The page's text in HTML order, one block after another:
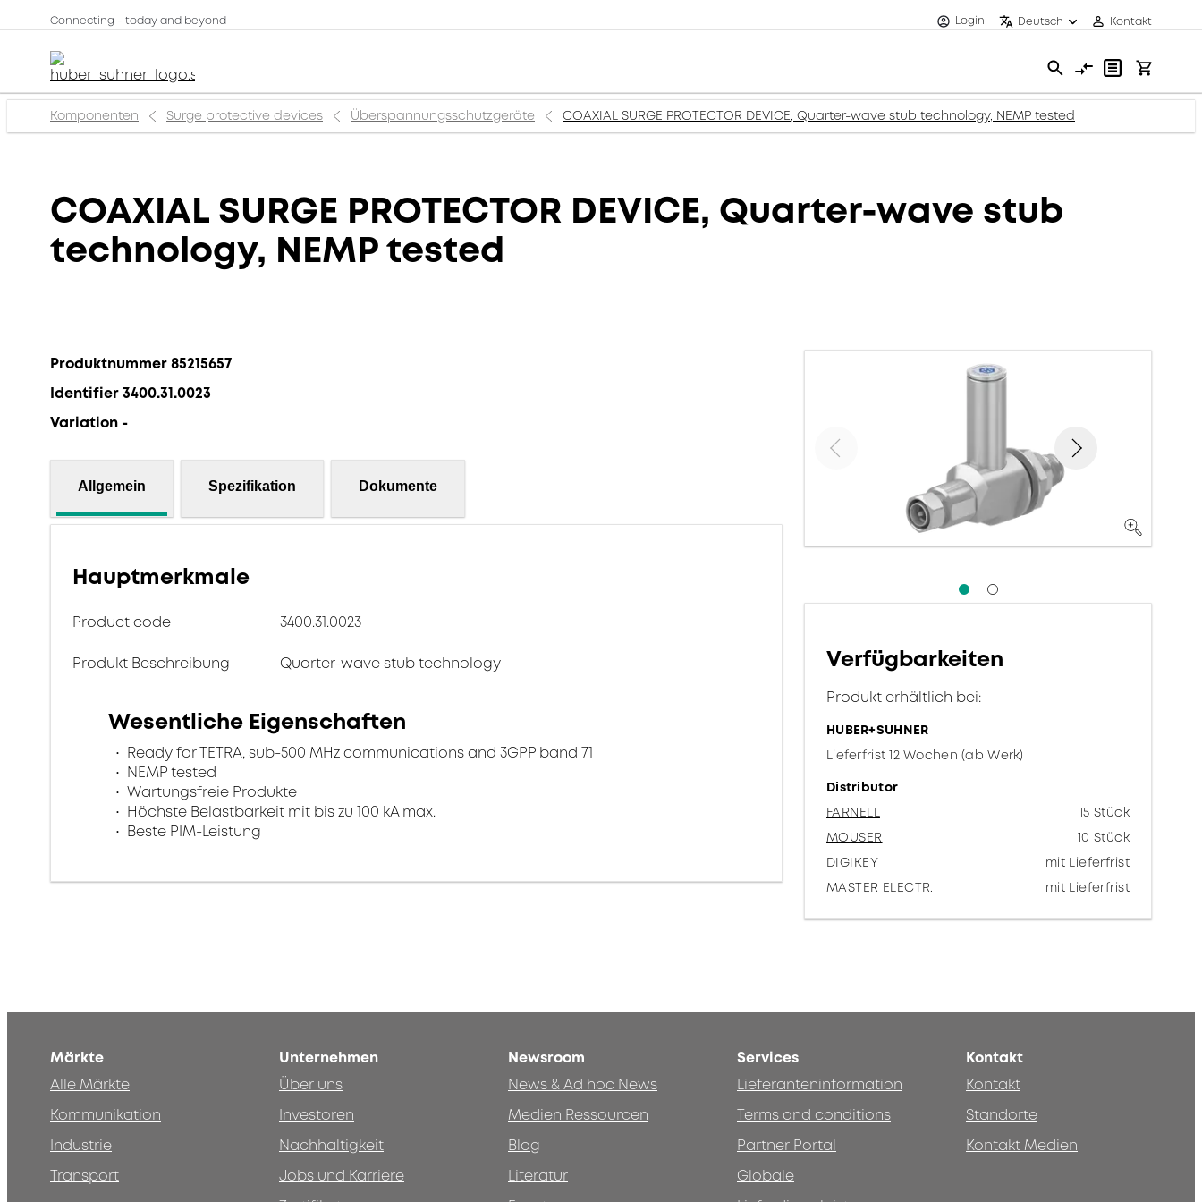
Connecting - today and beyond Login Deutsch Kontakt
Komponenten Surge protective devices Überspannungsschutzgeräte COAXIAL SURGE PROTECTOR DEVICE, Quarter-wave stub technology, NEMP tested
COAXIAL SURGE PROTECTOR DEVICE, Quarter-wave stub
technology, NEMP tested
Produktnummer 85215657
Identifier 3400.31.0023
Variation -
Allgemein Spezifikation Dokumente
Hauptmerkmale
Product code 3400.31.0023
Produkt Beschreibung Quarter-wave stub technology
Wesentliche Eigenschaften
Ready for TETRA, sub-500 MHz communications and 3GPP band 71
NEMP tested
Wartungsfreie Produkte
Höchste Belastbarkeit mit bis zu 100 kA max.
Beste PIM-Leistung
Verfügbarkeiten
Produkt erhältlich bei:
HUBER+SUHNER
Lieferfrist 12 Wochen (ab Werk)
Distributor
FARNELL
15 Stück
MOUSER
10 Stück
DIGIKEY
mit Lieferfrist
MASTER ELECTR.
mit Lieferfrist
Märkte
Alle Märkte
Kommunikation
Industrie
Transport
Unternehmen
Über uns
Investoren
Nachhaltigkeit
Jobs und Karriere
Newsroom
News & Ad hoc News
Medien Ressourcen
Blog
Literatur
Services
Lieferanteninformation
Terms and conditions
Partner Portal
Globale
Kontakt
Kontakt
Standorte
Kontakt Medien